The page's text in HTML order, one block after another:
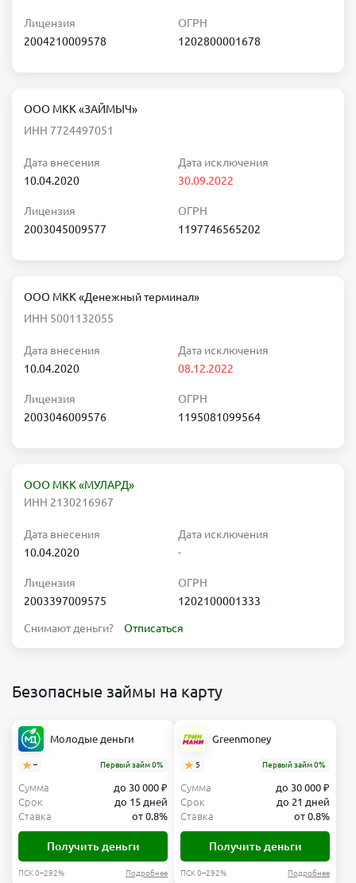
Лицензия
2004210009578
ОГРН
1202800001678
ООО МКК «ЗАЙМЫЧ»
ИНН 7724497051
Дата внесения
10.04.2020
Дата исключения
30.09.2022
Лицензия
2003045009577
ОГРН
1197746565202
ООО МКК «Денежный терминал»
ИНН 5001132055
Дата внесения
10.04.2020
Дата исключения
08.12.2022
Лицензия
2003046009576
ОГРН
1195081099564
ООО МКК «МУЛАРД»
ИНН 2130216967
Дата внесения
10.04.2020
Дата исключения
-
Лицензия
2003397009575
ОГРН
1202100001333
Снимают деньги? Отписаться
Безопасные займы на карту
Молодые деньги
– Первый займ 0%
Сумма
до 30 000 ₽
Срок
до 15 дней
Ставка
от 0.8%
Получить деньги
ПСК 0–292% Подробнее
Greenmoney
5 Первый займ 0%
Сумма
до 30 000 ₽
Срок
до 21 дней
Ставка
от 0.8%
Получить деньги
ПСК 0–292% Подробнее